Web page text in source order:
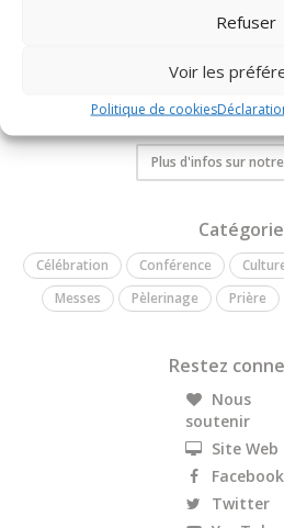
Refuser
Voir les
Politique de cookies
Bienvenue sur l'agenda de la
trouverez ici les informations
groupes de prière, les offices, les
Plus d'infos sur
Célébration Conférence
Messes
Pèlerinage Prière
Restez
Nous
soutenir
Site Web
Facebook
Twitter